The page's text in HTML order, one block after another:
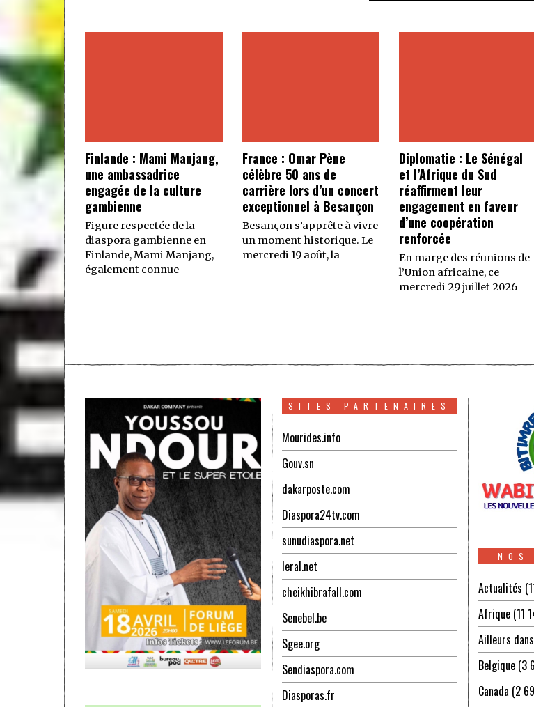
Finlande : Mami Manjang,
une ambassadrice
engagée de la culture
gambienne
Figure respectée de la
diaspora gambienne en
Finlande, Mami Manjang,
également connue
France : Omar Pène
célèbre 50 ans de
carrière lors d’un concert
exceptionnel à Besançon
Besançon s’apprête à vivre
un moment historique. Le
mercredi 19 août, la
Diplomatie : Le Sénégal
et l’Afrique du Sud
réaffirment leur
engagement en faveur
d’une coopération
renforcée
En marge des réunions de
l’Union africaine, ce
mercredi 29 juillet 2026
SITES PARTENAIRES
Mourides.info
Gouv.sn
dakarposte.com
Diaspora24tv.com
sunudiaspora.net
leral.net
cheikhibrafall.com
Senebel.be
Sgee.org
Sendiaspora.com
Diasporas.fr
NOS
Actualités
Afrique (11
Ailleurs
Belgique (3
Canada (2